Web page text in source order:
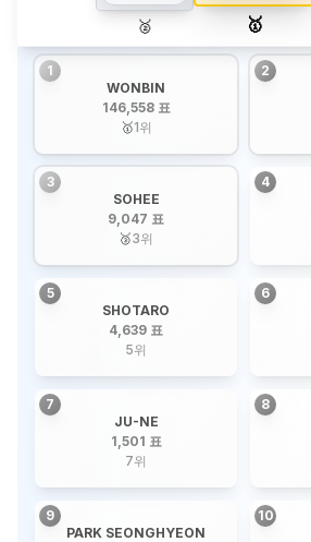
🥈 🥇
1
WONBIN
146,558 표
🥇1위
2
3
SOHEE
9,047 표
🥉3위
4
5
SHOTARO
4,639 표
5위
6
7
JU-NE
1,501 표
7위
8
9
PARK SEONGHYEON
10